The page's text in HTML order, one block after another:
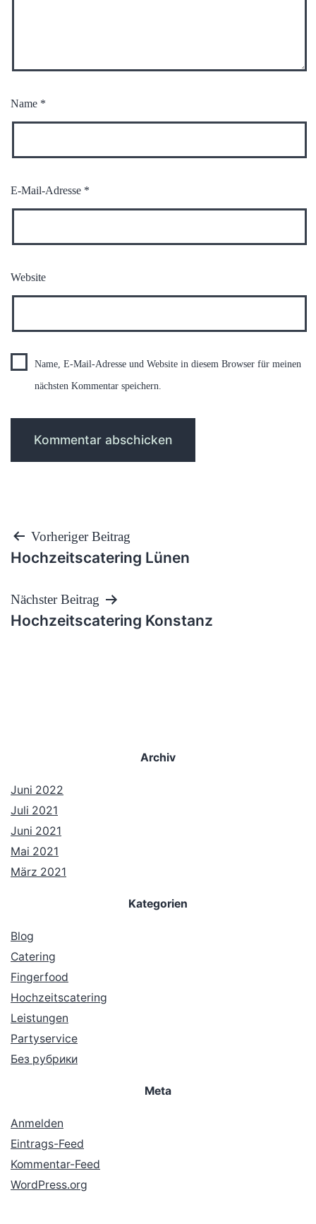
Name *
E-Mail-Adresse *
Website
Name, E-Mail-Adresse und Website in diesem Browser für meinen
nächsten Kommentar speichern.
Beitragsnavigation
Vorheriger Beitrag
Hochzeitscatering Lünen
Nächster Beitrag
Hochzeitscatering Konstanz
Archiv
Juni 2022
Juli 2021
Juni 2021
Mai 2021
März 2021
Kategorien
Blog
Catering
Fingerfood
Hochzeitscatering
Leistungen
Partyservice
Без рубрики
Meta
Anmelden
Eintrags-Feed
Kommentar-Feed
WordPress.org